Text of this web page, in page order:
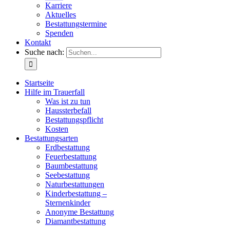
Karriere
Aktuelles
Bestattungstermine
Spenden
Kontakt
Suche nach:
Startseite
Hilfe im Trauerfall
Was ist zu tun
Haussterbefall
Bestattungspflicht
Kosten
Bestattungsarten
Erdbestattung
Feuerbestattung
Baumbestattung
Seebestattung
Naturbestattungen
Kinderbestattung –
Sternenkinder
Anonyme Bestattung
Diamantbestattung